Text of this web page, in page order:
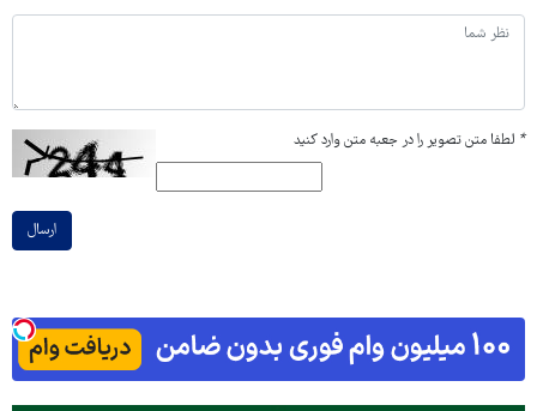
* لطفا متن تصویر را در جعبه متن وارد کنید
ارسال